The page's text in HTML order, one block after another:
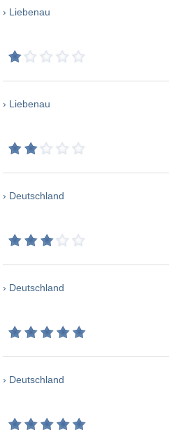
› Liebenau
› Liebenau
› Deutschland
› Deutschland
› Deutschland